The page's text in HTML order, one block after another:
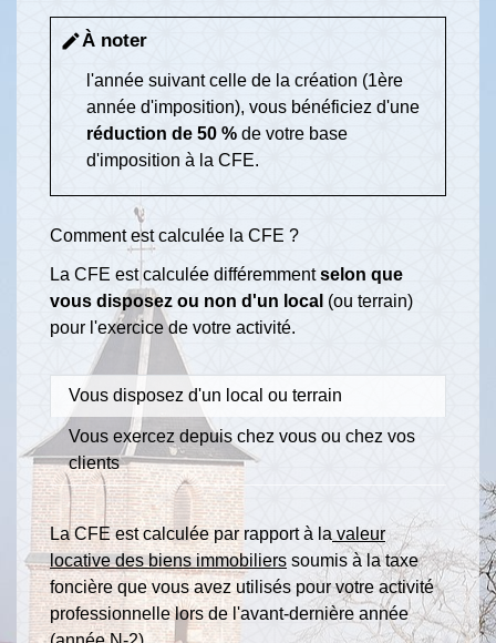
editÀ noter
l'année suivant celle de la création (1ère
année d'imposition), vous bénéficiez d'une
réduction de 50 % de votre base
d'imposition à la CFE.
Comment est calculée la CFE ?
La CFE est calculée différemmentselon que
vous disposez ou non d'un local (ou terrain)
pour l'exercice de votre activité.
Vous disposez d'un local ou terrain
Vous exercez depuis chez vous ou chez vos
clients
La CFE est calculée par rapport à la valeur
locative des biens immobiliers soumis à la taxe
foncière que vous avez utilisés pour votre activité
professionnelle lors de l'avant-dernière année